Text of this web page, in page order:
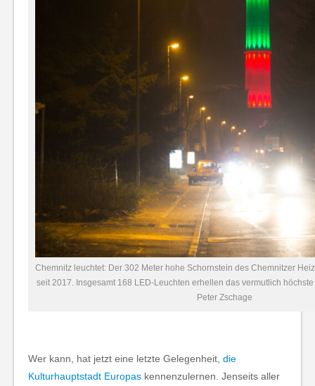
Chemnitz leuchtet: Der 302 Meter hohe Schornstein des Chemnitzer
seit 2017. Insgesamt 168 LED-Leuchten erhellen das vermutlich
Peter Zschage
Wer kann, hat jetzt eine letzte Gelegenheit, die
Kulturhauptstadt Europas kennenzulernen. Jenseits aller